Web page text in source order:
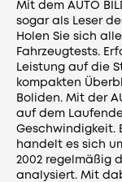
Mit dem AUTO
sogar als Leser
Holen Sie sich
Fahrzeugtests.
Leistung auf die
kompakten
Boliden. Mit der
auf dem
Geschwindigkeit.
handelt es sich
2002 regelmäßig
analysiert. Mit